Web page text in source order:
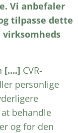
Vi anbefaler
tilpasse dette
[….] CVR-
personlige
behandle
og for den